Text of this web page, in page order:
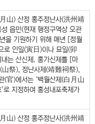
山) 산정 홍주정난사(洪州靖
읍민(현재 행정구역상 오관
을 기원하기 위해 매년 [정월
인일(寅日)이나 묘일(卯
는 산신제. 홍가신제를 [마
祭), 정난사제(靖難祠祭),
(官)에서는 ‘백월산제(白月山
로 지정하여 홍성내포축제가
山) 산정 홍주정난사(洪州靖